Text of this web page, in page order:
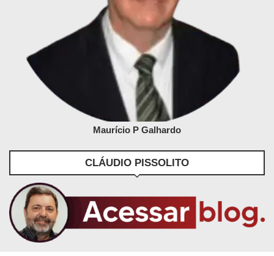
Maurício P Galhardo
CLÁUDIO PISSOLITO